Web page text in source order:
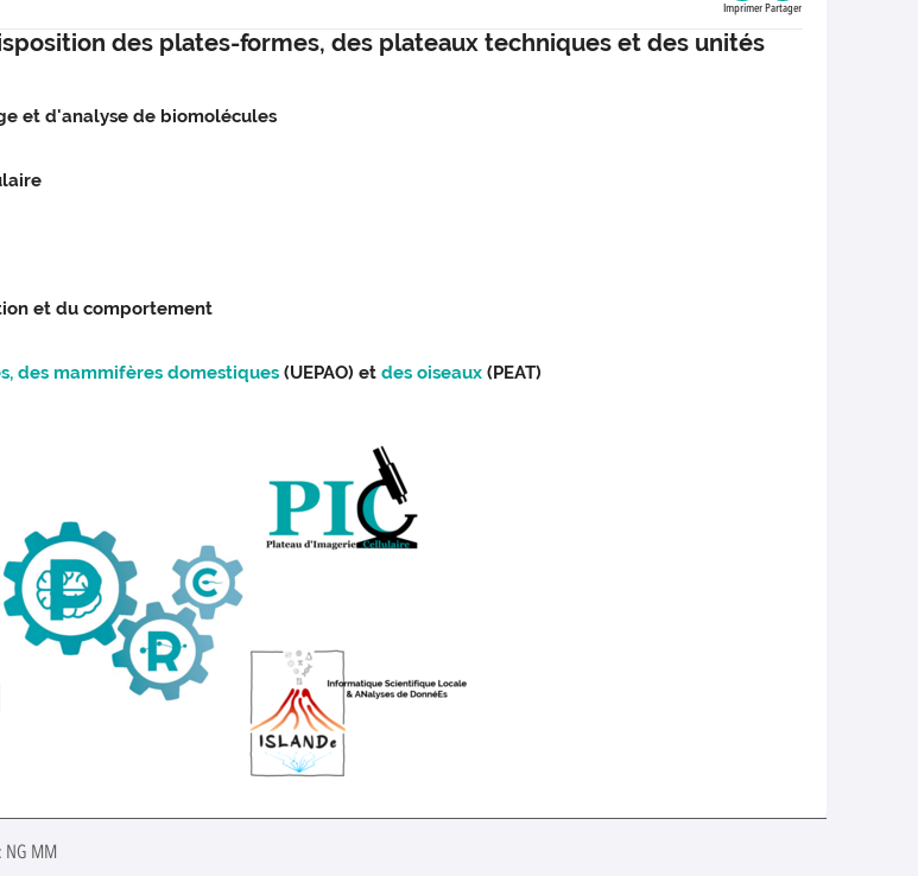
Imprimer Partager
des plates-formes, des plateaux techniques et des unités
et d'analyse de biomolécules
et du comportement
des mammifères domestiques (UEPAO) etdes oiseaux (PEAT)
MM